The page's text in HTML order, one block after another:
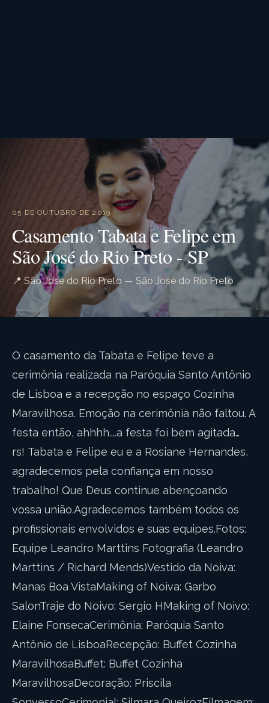
05 DE OUTUBRO DE 2019
Casamento Tabata e Felipe em
São José do Rio Preto - SP
📍 São José do Rio Preto — São José do Rio Preto
O casamento da Tabata e Felipe teve a
cerimônia realizada na Paróquia Santo Antônio
de Lisboa e a recepção no espaço Cozinha
Maravilhosa. Emoção na cerimônia não faltou. A
festa então, ahhhh....a festa foi bem agitada…
rs! Tabata e Felipe eu e a Rosiane Hernandes,
agradecemos pela confiança em nosso
trabalho! Que Deus continue abençoando
vossa união.Agradecemos também todos os
profissionais envolvidos e suas equipes.Fotos:
Equipe Leandro Marttins Fotografia (Leandro
Marttins / Richard Mends)Vestido da Noiva:
Manas Boa VistaMaking of Noiva: Garbo
SalonTraje do Noivo: Sergio HMaking of Noivo:
Elaine FonsecaCerimônia: Paróquia Santo
Antônio de LisboaRecepção: Buffet Cozinha
MaravilhosaBuffet: Buffet Cozinha
MaravilhosaDecoração: Priscila